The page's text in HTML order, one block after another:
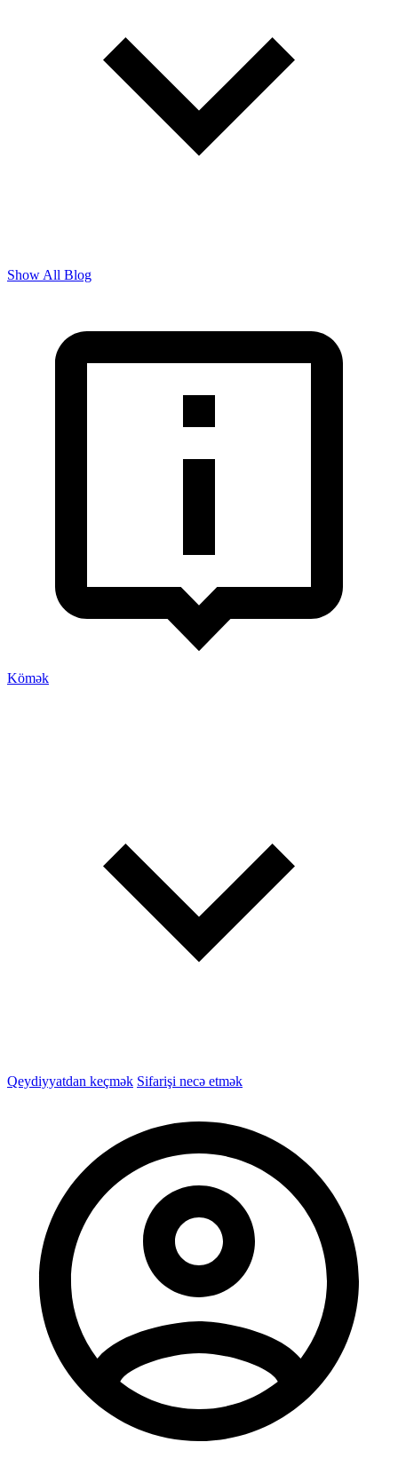
Show All Blog
Kömək
Qeydiyyatdan keçmək Sifarişi necə etmək